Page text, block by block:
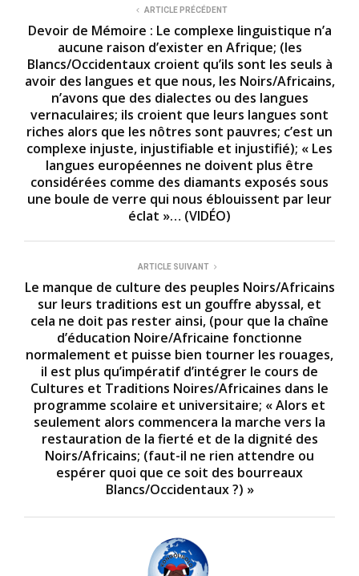
ARTICLE PRÉCÉDENT
Devoir de Mémoire : Le complexe linguistique n’a
aucune raison d’exister en Afrique; (les
Blancs/Occidentaux croient qu’ils sont les seuls à
avoir des langues et que nous, les Noirs/Africains,
n’avons que des dialectes ou des langues
vernaculaires; ils croient que leurs langues sont
riches alors que les nôtres sont pauvres; c’est un
complexe injuste, injustifiable et injustifié); « Les
langues européennes ne doivent plus être
considérées comme des diamants exposés sous
une boule de verre qui nous éblouissent par leur
éclat »… (VIDÉO)
ARTICLE SUIVANT
Le manque de culture des peuples Noirs/Africains
sur leurs traditions est un gouffre abyssal, et
cela ne doit pas rester ainsi, (pour que la chaîne
d’éducation Noire/Africaine fonctionne
normalement et puisse bien tourner les rouages,
il est plus qu’impératif d’intégrer le cours de
Cultures et Traditions Noires/Africaines dans le
programme scolaire et universitaire; « Alors et
seulement alors commencera la marche vers la
restauration de la fierté et de la dignité des
Noirs/Africains; (faut-il ne rien attendre ou
espérer quoi que ce soit des bourreaux
Blancs/Occidentaux ?) »